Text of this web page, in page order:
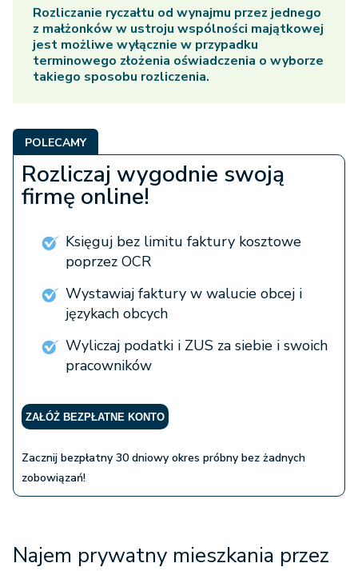
Rozliczanie ryczałtu od wynajmu przez jednego
z małżonków w ustroju wspólności majątkowej
jest możliwe wyłącznie w przypadku
terminowego złożenia oświadczenia o wyborze
takiego sposobu rozliczenia.
POLECAMY
Rozliczaj wygodnie swoją
firmę online!
Księguj bez limitu faktury kosztowe
poprzez OCR
Wystawiaj faktury w walucie obcej i
językach obcych
Wyliczaj podatki i ZUS za siebie i swoich
pracowników
ZAŁÓŻ BEZPŁATNE KONTO
Zacznij bezpłatny 30 dniowy okres próbny bez żadnych
zobowiązań!
Najem prywatny mieszkania przez